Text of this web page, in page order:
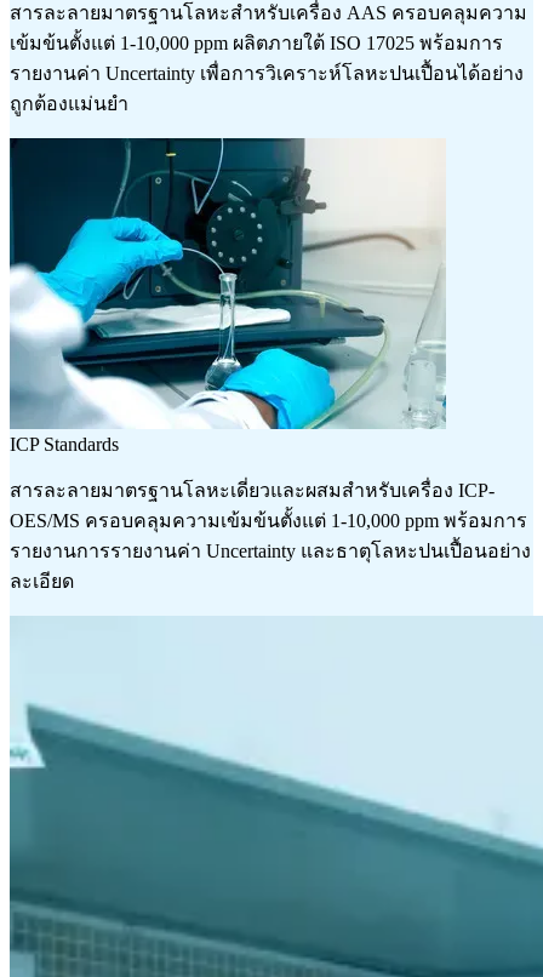
สารละลายมาตรฐานโลหะสำหรับเครื่อง AAS ครอบคลุมความ
เข้มข้นตั้งแต่ 1-10,000 ppm ผลิตภายใต้ ISO 17025 พร้อมการ
รายงานค่า Uncertainty เพื่อการวิเคราะห์โลหะปนเปื้อนได้อย่าง
ถูกต้องแม่นยำ
ICP Standards
สารละลายมาตรฐานโลหะเดี่ยวและผสมสำหรับเครื่อง ICP-
OES/MS ครอบคลุมความเข้มข้นตั้งแต่ 1-10,000 ppm พร้อมการ
รายงานการรายงานค่า Uncertainty และธาตุโลหะปนเปื้อนอย่าง
ละเอียด